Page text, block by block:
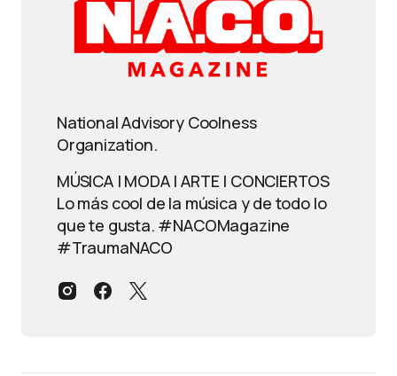
National Advisory Coolness
Organization.
MÚSICA | MODA | ARTE | CONCIERTOS
Lo más cool de la música y de todo lo
que te gusta. #NACOMagazine
#TraumaNACO